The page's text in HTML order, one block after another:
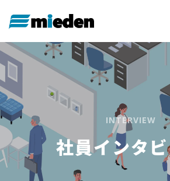
INTERVIEW
社員インタ